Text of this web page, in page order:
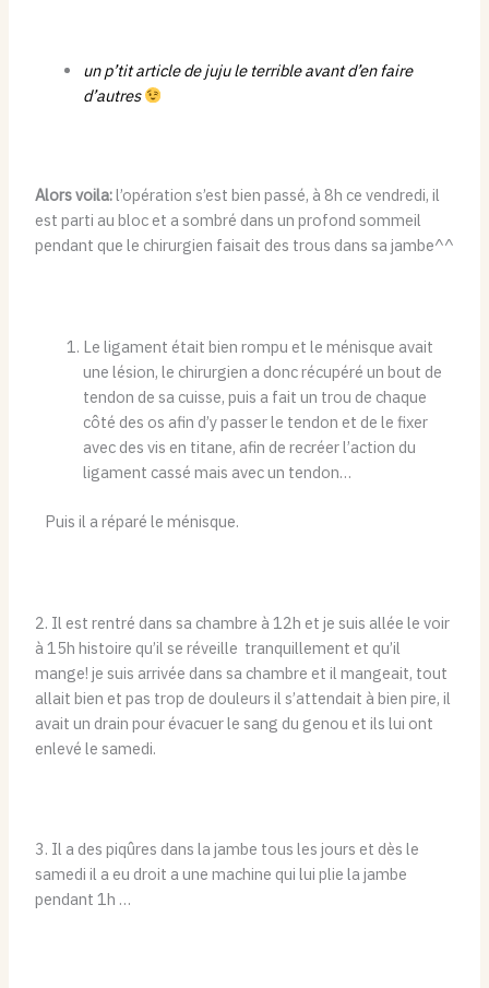
un p’tit article de juju le terrible avant d’en faire
d’autres
Alors voila:l’opération s’est bien passé, à 8h ce vendredi, il
est parti au bloc et a sombré dans un profond sommeil
pendant que le chirurgien faisait des trous dans sa jambe^^
Le ligament était bien rompu et le ménisque avait
une lésion, le chirurgien a donc récupéré un bout de
tendon de sa cuisse, puis a fait un trou de chaque
côté des os afin d’y passer le tendon et de le fixer
avec des vis en titane, afin de recréer l’action du
ligament cassé mais avec un tendon…
Puis il a réparé le ménisque.
2. Il est rentré dans sa chambre à 12h et je suis allée le voir
à 15h histoire qu’il se réveille tranquillement et qu’il
mange! je suis arrivée dans sa chambre et il mangeait, tout
allait bien et pas trop de douleurs il s’attendait à bien pire, il
avait un drain pour évacuer le sang du genou et ils lui ont
enlevé le samedi.
3. Il a des piqûres dans la jambe tous les jours et dès le
samedi il a eu droit a une machine qui lui plie la jambe
pendant 1h …